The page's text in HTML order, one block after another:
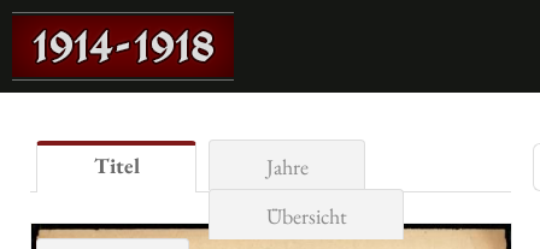
Titel
Jahre
Übersicht